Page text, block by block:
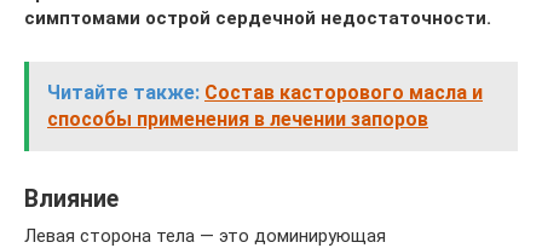
симптомами острой сердечной недостаточности.
Читайте также: Состав касторового масла и
способы применения в лечении запоров
Влияние
Левая сторона тела — это доминирующая